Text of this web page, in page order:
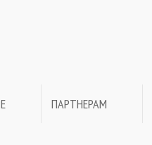
ПАРТНЕРАМ